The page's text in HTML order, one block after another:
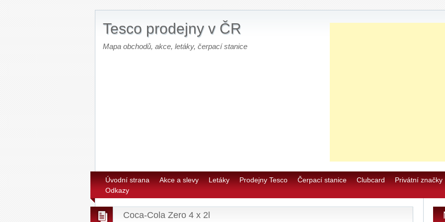
Tesco prodejny v ČR
Mapa obchodů, akce, letáky, čerpací stanice
Úvodní strana Akce a slevy Letáky Prodejny Tesco Čerpací stanice Clubcard Privátní značky
Odkazy
Coca-Cola Zero 4 x 2l